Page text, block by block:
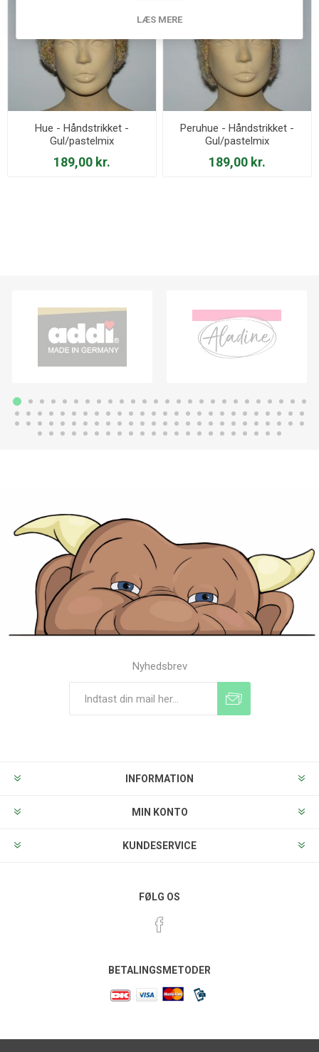
Hue - Håndstrikket -
Gul/pastelmix
189,00 kr.
Peruhue - Håndstrikket -
Gul/pastelmix
189,00 kr.
Nyhedsbrev
INFORMATION
MIN KONTO
KUNDESERVICE
FØLG OS
BETALINGSMETODER
LÆS MERE